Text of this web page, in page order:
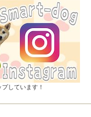
しています！